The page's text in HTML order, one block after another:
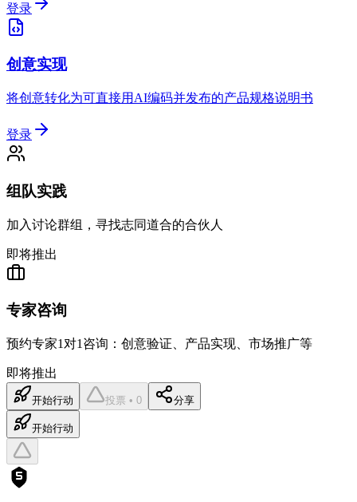
登录
创意实现
将创意转化为可直接用AI编码并发布的产品规格说明书
登录
组队实践
加入讨论群组，寻找志同道合的合伙人
即将推出
专家咨询
预约专家1对1咨询：创意验证、产品实现、市场推广等
即将推出
开始行动 投票 • 0 分享
开始行动